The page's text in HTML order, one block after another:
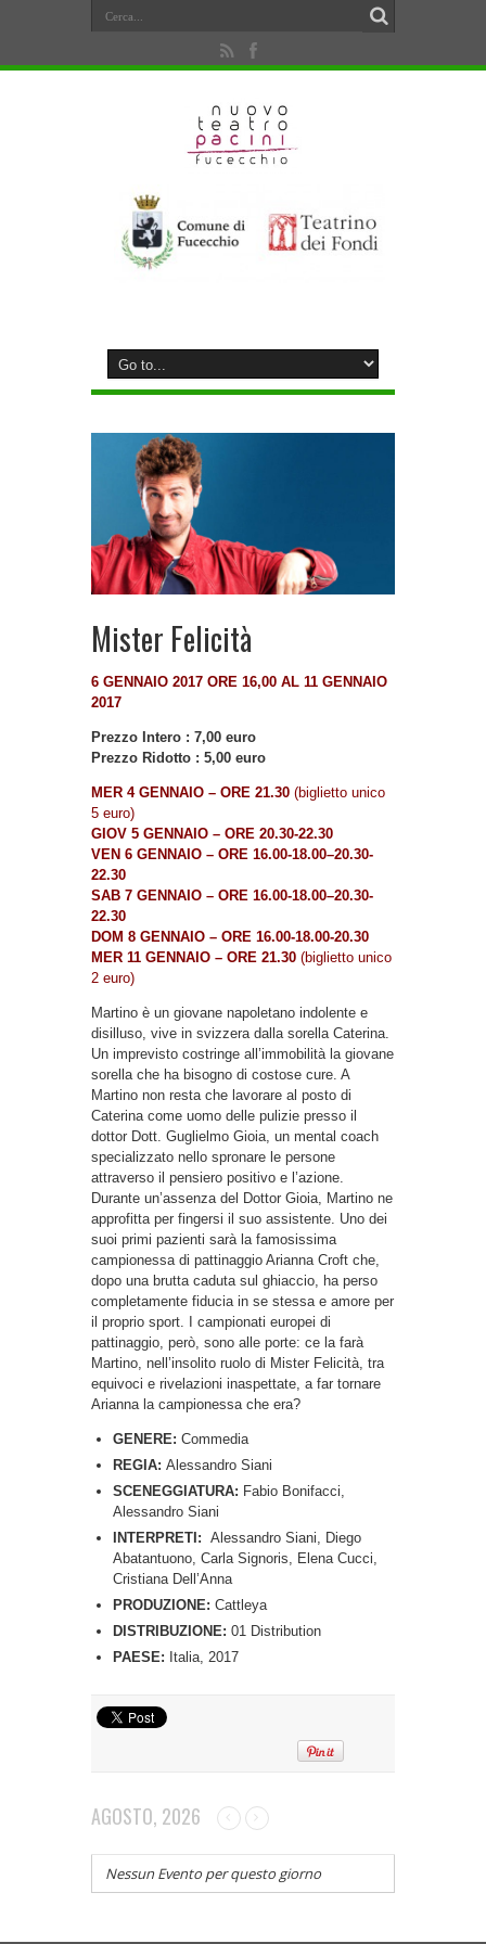
Mister Felicità
6 GENNAIO 2017 ORE 16,00 AL 11 GENNAIO
2017
Prezzo Intero : 7,00 euro
Prezzo Ridotto : 5,00 euro
MER 4 GENNAIO – ORE 21.30 (biglietto unico
5 euro)
GIOV 5 GENNAIO – ORE 20.30-22.30
VEN 6 GENNAIO – ORE 16.00-18.00–20.30-
22.30
SAB 7 GENNAIO – ORE 16.00-18.00–20.30-
22.30
DOM 8 GENNAIO – ORE 16.00-18.00-20.30
MER 11 GENNAIO – ORE 21.30 (biglietto unico
2 euro)
Martino è un giovane napoletano indolente e
disilluso, vive in svizzera dalla sorella Caterina.
Un imprevisto costringe all’immobilità la giovane
sorella che ha bisogno di costose cure. A
Martino non resta che lavorare al posto di
Caterina come uomo delle pulizie presso il
dottor Dott. Guglielmo Gioia, un mental coach
specializzato nello spronare le persone
attraverso il pensiero positivo e l’azione.
Durante un’assenza del Dottor Gioia, Martino ne
approfitta per fingersi il suo assistente. Uno dei
suoi primi pazienti sarà la famosissima
campionessa di pattinaggio Arianna Croft che,
dopo una brutta caduta sul ghiaccio, ha perso
completamente fiducia in se stessa e amore per
il proprio sport. I campionati europei di
pattinaggio, però, sono alle porte: ce la farà
Martino, nell’insolito ruolo di Mister Felicità, tra
equivoci e rivelazioni inaspettate, a far tornare
Arianna la campionessa che era?
GENERE: Commedia
REGIA: Alessandro Siani
SCENEGGIATURA: Fabio Bonifacci,
Alessandro Siani
INTERPRETI: Alessandro Siani, Diego
Abatantuono, Carla Signoris, Elena Cucci,
Cristiana Dell’Anna
PRODUZIONE: Cattleya
DISTRIBUZIONE: 01 Distribution
PAESE: Italia, 2017
AGOSTO, 2026
Nessun Evento per questo giorno